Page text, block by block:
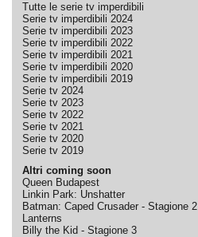
Tutte le serie tv imperdibili
Serie tv imperdibili 2024
Serie tv imperdibili 2023
Serie tv imperdibili 2022
Serie tv imperdibili 2021
Serie tv imperdibili 2020
Serie tv imperdibili 2019
Serie tv 2024
Serie tv 2023
Serie tv 2022
Serie tv 2021
Serie tv 2020
Serie tv 2019
Altri coming soon
Queen Budapest
Linkin Park: Unshatter
Batman: Caped Crusader - Stagione 2
Lanterns
Billy the Kid - Stagione 3